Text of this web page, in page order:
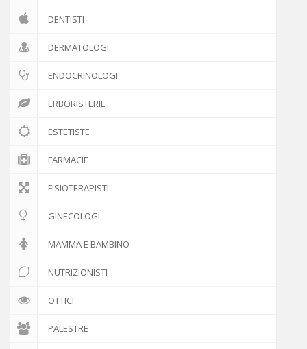
DENTISTI
DERMATOLOGI
ENDOCRINOLOGI
ERBORISTERIE
ESTETISTE
FARMACIE
FISIOTERAPISTI
GINECOLOGI
MAMMA E BAMBINO
NUTRIZIONISTI
OTTICI
PALESTRE